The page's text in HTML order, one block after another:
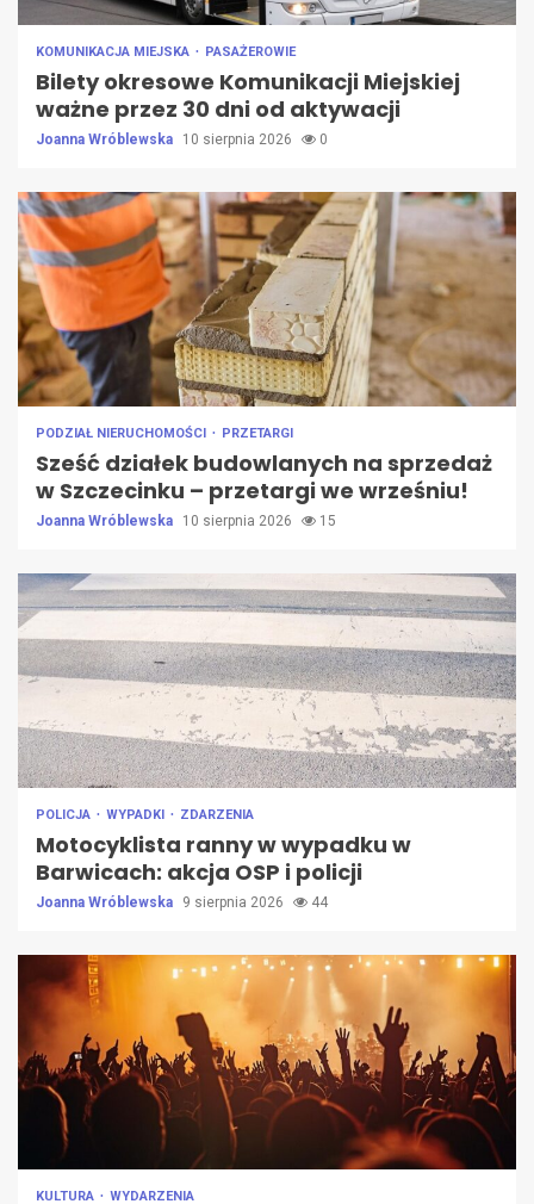
KOMUNIKACJA MIEJSKA PASAŻEROWIE
Bilety okresowe Komunikacji Miejskiej
ważne przez 30 dni od aktywacji
Joanna Wróblewska 10 sierpnia 2026 0
PODZIAŁ NIERUCHOMOŚCI PRZETARGI
Sześć działek budowlanych na sprzedaż
w Szczecinku – przetargi we wrześniu!
Joanna Wróblewska 10 sierpnia 2026 15
POLICJA WYPADKI ZDARZENIA
Motocyklista ranny w wypadku w
Barwicach: akcja OSP i policji
Joanna Wróblewska 9 sierpnia 2026 44
KULTURA WYDARZENIA